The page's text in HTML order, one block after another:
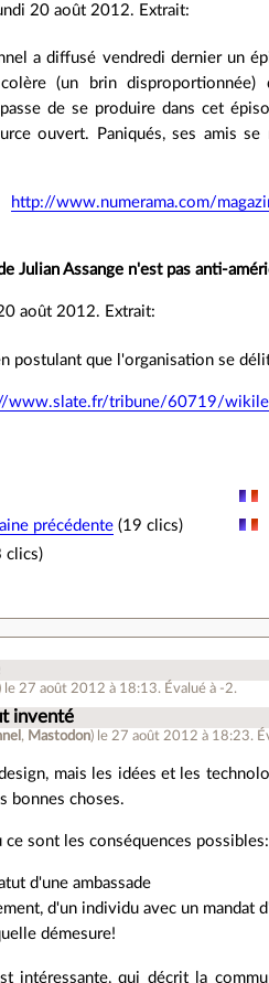
20 août 2012. Extrait:
a diffusé vendredi dernier un
(un brin disproportionnée)
de se produire dans cet
ouvert. Paniqués, ses amis
http://www.numerama.com/
Julian Assange n'est pas anti-
août 2012. Extrait:
postulant que l'organisation se
www.slate.fr/tribune/60719/
précédente(19 clics)
clics)
) le 27 août 2012 à 18:13. Évalué à -2.
inventé
, Mastodon) le 27 août 2012 à 18:23.
mais les idées et les
bonnes choses.
ce sont les conséquences possibles:
d'une ambassade
d'un individu avec un mandat
démesure!
intéressante, qui décrit la